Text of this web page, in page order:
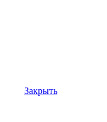
Закрыть